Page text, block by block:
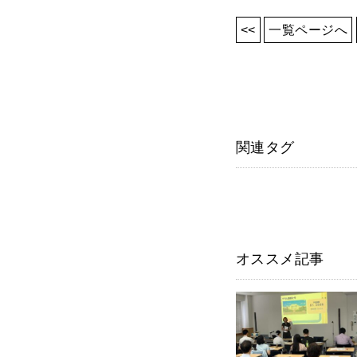
<< 一覧ページへ
関連タグ
オススメ記事